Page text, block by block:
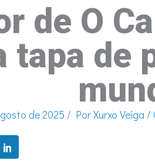
de O
de
de 2025 / PorXurxo Veiga /